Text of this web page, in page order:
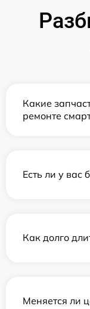
Какие
ремонте
Есть ли у вас
Как долго
Меняется ли